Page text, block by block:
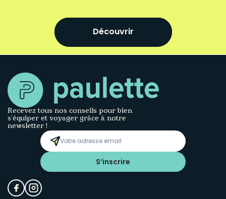
Découvrir
Recevez tous nos conseils pour bien
s’équiper et voyager grâce à notre
newsletter !
S’inscrire